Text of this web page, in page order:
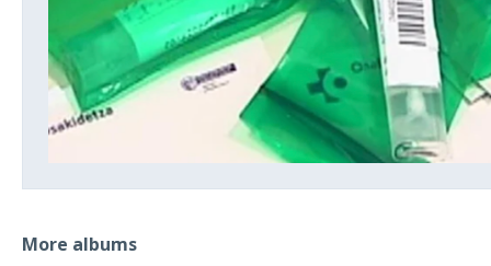
More albums